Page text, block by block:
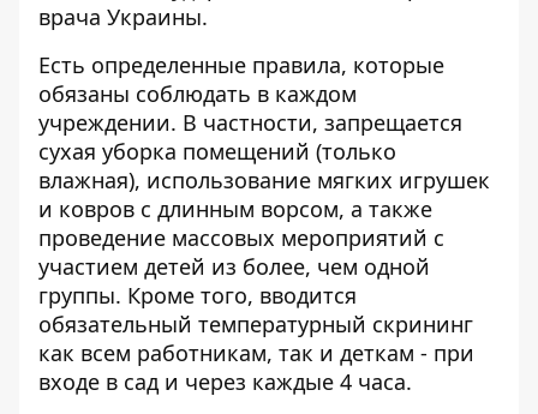
врача Украины.
Есть определенные правила, которые
обязаны соблюдать в каждом
учреждении. В частности, запрещается
сухая уборка помещений (только
влажная), использование мягких игрушек
и ковров с длинным ворсом, а также
проведение массовых мероприятий с
участием детей из более, чем одной
группы. Кроме того, вводится
обязательный температурный скрининг
как всем работникам, так и деткам - при
входе в сад и через каждые 4 часа.